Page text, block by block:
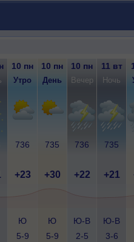
10 пн 10 пн 10 пн 11 вт
Утро День Вечер Ночь
736 735 736 735
+23 +30 +22 +21
Ю
5-9
Ю
5-9
Ю-В
2-5
Ю-В
3-6